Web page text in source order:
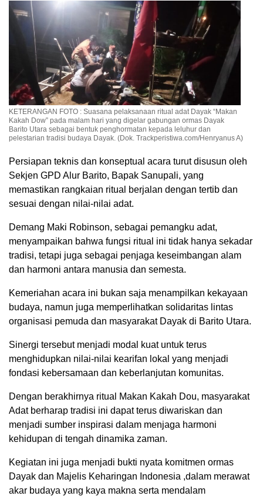
KETERANGAN FOTO : Suasana pelaksanaan ritual adat Dayak “Makan
Kakah Dow” pada malam hari yang digelar gabungan ormas Dayak
Barito Utara sebagai bentuk penghormatan kepada leluhur dan
pelestarian tradisi budaya Dayak. (Dok. Trackperistiwa.com/Henryanus A)
Persiapan teknis dan konseptual acara turut disusun oleh
Sekjen GPD Alur Barito, Bapak Sanupali, yang
memastikan rangkaian ritual berjalan dengan tertib dan
sesuai dengan nilai-nilai adat.
Demang Maki Robinson, sebagai pemangku adat,
menyampaikan bahwa fungsi ritual ini tidak hanya sekadar
tradisi, tetapi juga sebagai penjaga keseimbangan alam
dan harmoni antara manusia dan semesta.
Kemeriahan acara ini bukan saja menampilkan kekayaan
budaya, namun juga memperlihatkan solidaritas lintas
organisasi pemuda dan masyarakat Dayak di Barito Utara.
Sinergi tersebut menjadi modal kuat untuk terus
menghidupkan nilai-nilai kearifan lokal yang menjadi
fondasi kebersamaan dan keberlanjutan komunitas.
Dengan berakhirnya ritual Makan Kakah Dou, masyarakat
Adat berharap tradisi ini dapat terus diwariskan dan
menjadi sumber inspirasi dalam menjaga harmoni
kehidupan di tengah dinamika zaman.
Kegiatan ini juga menjadi bukti nyata komitmen ormas
Dayak dan Majelis Keharingan Indonesia ,dalam merawat
akar budaya yang kaya makna serta mendalam